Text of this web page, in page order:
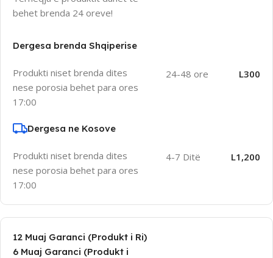
behet brenda 24 oreve!
Dergesa brenda Shqiperise
Produkti niset brenda dites
nese porosia behet para ores
17:00
24-48 ore L300
Dergesa ne Kosove
Produkti niset brenda dites
nese porosia behet para ores
17:00
4-7 Ditë L1,200
12 Muaj Garanci (Produkt i Ri)
6 Muaj Garanci (Produkt i